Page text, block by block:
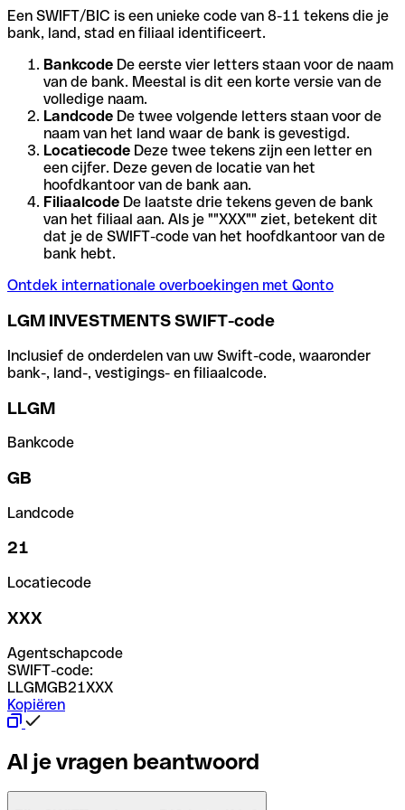
Een SWIFT/BIC is een unieke code van 8-11 tekens die je
bank, land, stad en filiaal identificeert.
Bankcode De eerste vier letters staan voor de naam
van de bank. Meestal is dit een korte versie van de
volledige naam.
Landcode De twee volgende letters staan voor de
naam van het land waar de bank is gevestigd.
Locatiecode Deze twee tekens zijn een letter en
een cijfer. Deze geven de locatie van het
hoofdkantoor van de bank aan.
Filiaalcode De laatste drie tekens geven de bank
van het filiaal aan. Als je ""XXX"" ziet, betekent dit
dat je de SWIFT-code van het hoofdkantoor van de
bank hebt.
Ontdek internationale overboekingen met Qonto
LGM INVESTMENTS SWIFT-code
Inclusief de onderdelen van uw Swift-code, waaronder
bank-, land-, vestigings- en filiaalcode.
LLGM
Bankcode
GB
Landcode
21
Locatiecode
XXX
Agentschapcode
SWIFT-code:
LLGMGB21XXX
Kopiëren
Al je vragen beantwoord